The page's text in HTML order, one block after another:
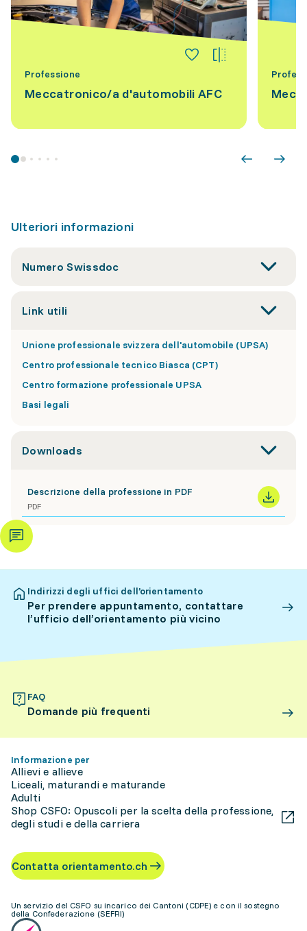
Professione
Meccatronico/a d'automobili AFC
Ulteriori informazioni
Numero Swissdoc
Link utili
Unione professionale svizzera dell'automobile (UPSA)
Centro professionale tecnico Biasca (CPT)
Centro formazione professionale UPSA
Basi legali
Downloads
Descrizione della professione in PDF
PDF
Indirizzi degli uffici dell’orientamento
Per prendere appuntamento, contattare
l’ufficio dell’orientamento più vicino
FAQ
Domande più frequenti
Informazione per
Allievi e allieve
Liceali, maturandi e maturande
Adulti
Shop CSFO: Opuscoli per la scelta della professione,
degli studi e della carriera
Contatta orientamento.ch
Un servizio del CSFO su incarico dei Cantoni (CDPE) e con il sostegno
della Confederazione (SEFRI)